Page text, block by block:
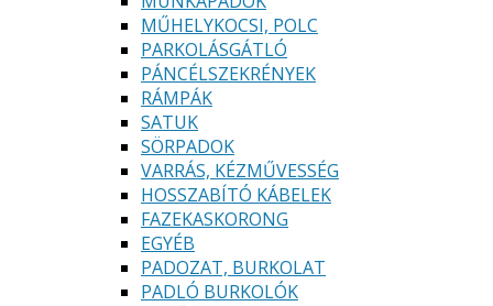
MŰHELYKOCSI, POLC
PARKOLÁSGÁTLÓ
PÁNCÉLSZEKRÉNYEK
RÁMPÁK
SATUK
SÖRPADOK
VARRÁS, KÉZMŰVESSÉG
HOSSZABÍTÓ KÁBELEK
FAZEKASKORONG
EGYÉB
PADOZAT, BURKOLAT
PADLÓ BURKOLÓK